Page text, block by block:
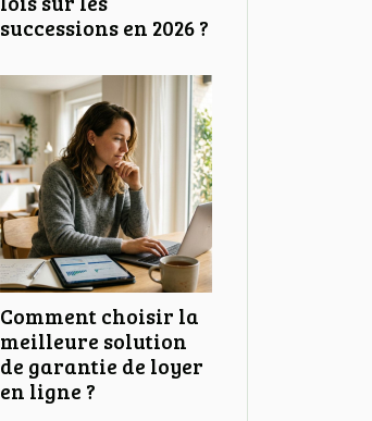
successions en 2026 ?
Comment choisir la
meilleure solution
de garantie de loyer
en ligne ?